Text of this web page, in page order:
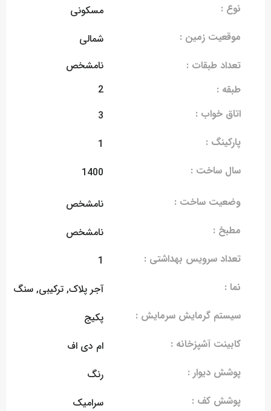
نوع :
مسکونی
موقعیت زمین :
شمالی
تعداد طبقات :
نامشخص
طبقه :
2
اتاق خواب :
3
پارکینگ :
1
سال ساخت :
1400
وضعیت ساخت :
نامشخص
مطبخ :
نامشخص
تعداد سرویس بهداشتی :
1
نما :
آجر پلاک, ترکیبی, سنگ
سیستم گرمایش سرمایش :
پکیج
کابینت آشپزخانه :
ام دی اف
پوشش دیوار :
رنگ
پوشش کف :
سرامیک